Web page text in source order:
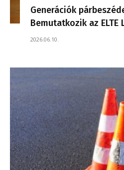
Generációk
Bemutatkozik az ELTE
2026.06.10.